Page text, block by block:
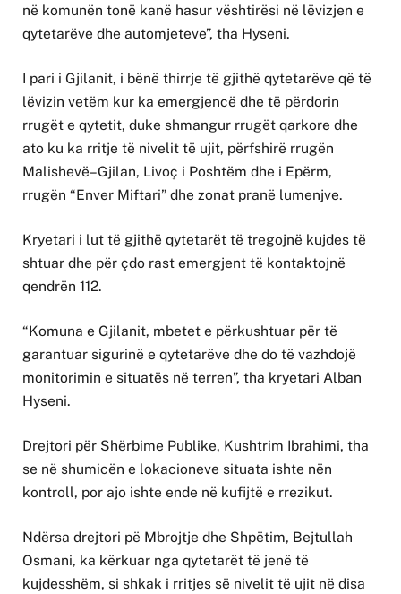
në komunën tonë kanë hasur vështirësi në lëvizjen e
qytetarëve dhe automjeteve”, tha Hyseni.
I pari i Gjilanit, i bënë thirrje të gjithë qytetarëve që të
lëvizin vetëm kur ka emergjencë dhe të përdorin
rrugët e qytetit, duke shmangur rrugët qarkore dhe
ato ku ka rritje të nivelit të ujit, përfshirë rrugën
Malishevë–Gjilan, Livoç i Poshtëm dhe i Epërm,
rrugën “Enver Miftari” dhe zonat pranë lumenjve.
Kryetari i lut të gjithë qytetarët të tregojnë kujdes të
shtuar dhe për çdo rast emergjent të kontaktojnë
qendrën 112.
“Komuna e Gjilanit, mbetet e përkushtuar për të
garantuar sigurinë e qytetarëve dhe do të vazhdojë
monitorimin e situatës në terren”, tha kryetari Alban
Hyseni.
Drejtori për Shërbime Publike, Kushtrim Ibrahimi, tha
se në shumicën e lokacioneve situata ishte nën
kontroll, por ajo ishte ende në kufijtë e rrezikut.
Ndërsa drejtori pë Mbrojtje dhe Shpëtim, Bejtullah
Osmani, ka kërkuar nga qytetarët të jenë të
kujdesshëm, si shkak i rritjes së nivelit të ujit në disa